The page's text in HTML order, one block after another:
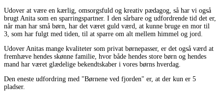
Udover at være en kærlig, omsorgsfuld og kreativ pædagog, så har vi også
brugt Anita som en sparringspartner. I den sårbare og udfordrende tid det er,
når man har små børn, har det været guld værd, at kunne bruge en mor til
3, som har fulgt med tiden, til at sparre om alt mellem himmel og jord.
Udover Anitas mange kvaliteter som privat børnepasser, er det også værd at
fremhæve hendes skønne familie, hvor både hendes store børn og hendes
mand har været glædelige bekendtskaber i vores børns hverdag.
Den eneste udfordring med "Børnene ved fjorden" er, at der kun er 5
pladser.